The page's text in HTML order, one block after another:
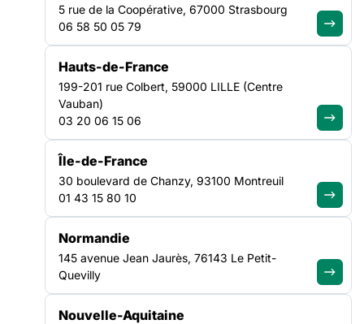
Adhérer à la FAS
Agissez
localement avec
nos Fédérations
Trouver ma région
Vous avez des
questions ?
Découvrir notre FAQ
5 rue de la Coopérative, 67000 Strasbourg
06 58 50 05 79
Hauts-de-France
199-201 rue Colbert, 59000 LILLE (Centre
Vauban)
03 20 06 15 06
Île-de-France
30 boulevard de Chanzy, 93100 Montreuil
01 43 15 80 10
Normandie
145 avenue Jean Jaurès, 76143 Le Petit-
Quevilly
Nouvelle-Aquitaine